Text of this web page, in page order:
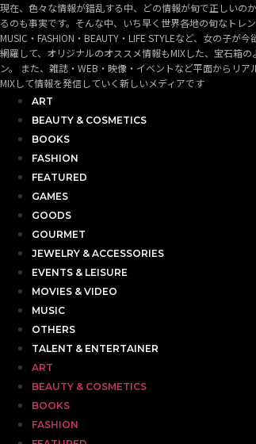
現在、色々な情報が錯乱する中、どの情報が旬で正しいの
るのも事実です。そんな中、いち早く世界各地の旬なトレン
MUSIC・FASHION・BEAUTY・LIFE STYLEなど、女の子が
網羅して、オリジナルのオススメ情報もMIXした、宝石箱
ン。 また、雑誌・WEB・映像・イベントなど平面からリア
MIXして情報を発信していく新しいメディアです
ART
BEAUTY & COSMETICS
BOOKS
FASHION
FEATURED
GAMES
GOODS
GOURMET
JEWELRY & ACCESSORIES
EVENTS & LEISURE
MOVIES & VIDEO
MUSIC
OTHERS
TALENT & ENTERTAINER
ART
BEAUTY & COSMETICS
BOOKS
FASHION